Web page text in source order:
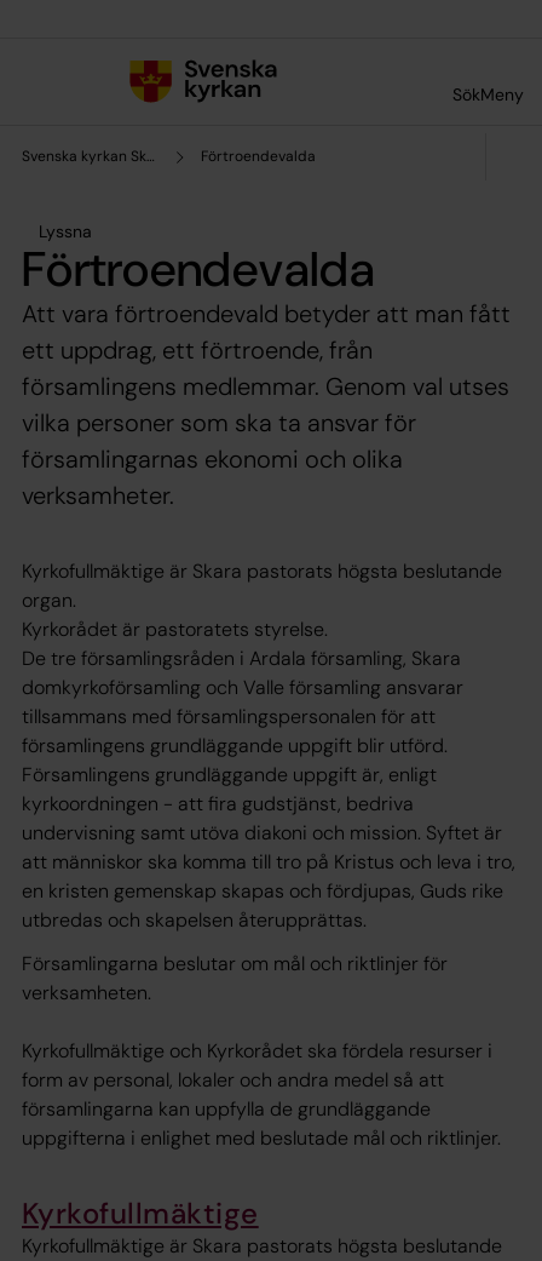
SökMeny
Svenska kyrkan Skara pastorat Förtroendevalda
Lyssna
Förtroendevalda
Att vara förtroendevald betyder att man fått
ett uppdrag, ett förtroende, från
församlingens medlemmar. Genom val utses
vilka personer som ska ta ansvar för
församlingarnas ekonomi och olika
verksamheter.
Kyrkofullmäktige är Skara pastorats högsta beslutande
organ.
Kyrkorådet är pastoratets styrelse.
De tre församlingsråden i Ardala församling, Skara
domkyrkoförsamling och Valle församling ansvarar
tillsammans med församlingspersonalen för att
församlingens grundläggande uppgift blir utförd.
Församlingens grundläggande uppgift är, enligt
kyrkoordningen - att fira gudstjänst, bedriva
undervisning samt utöva diakoni och mission. Syftet är
att människor ska komma till tro på Kristus och leva i tro,
en kristen gemenskap skapas och fördjupas, Guds rike
utbredas och skapelsen återupprättas.
Församlingarna beslutar om mål och riktlinjer för
verksamheten.
Kyrkofullmäktige och Kyrkorådet ska fördela resurser i
form av personal, lokaler och andra medel så att
församlingarna kan uppfylla de grundläggande
uppgifterna i enlighet med beslutade mål och riktlinjer.
Kyrkofullmäktige
Kyrkofullmäktige är Skara pastorats högsta beslutande